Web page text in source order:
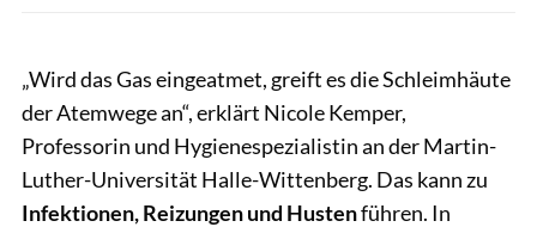
„Wird das Gas eingeatmet, greift es die Schleimhäute
der Atemwege an“, erklärt Nicole Kemper,
Professorin und Hygienespezialistin an der Martin-
Luther-Universität Halle-Wittenberg. Das kann zu
Infektionen, Reizungen und Hustenführen. In